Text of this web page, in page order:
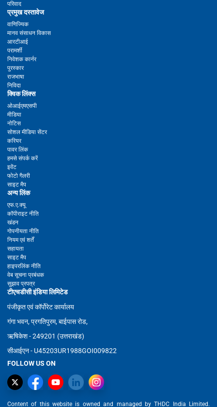
परिवाद
प्रमुख दस्तावेज
वाणिज्यिक
मानव संसाधन विकास
आरटीआई
परामर्शी
निवेशक कार्नर
पुरस्कार
राजभाषा
निविदा
क्विक लिंक्स
ओआईएमएसपी
मीडिया
नोटिस
सोशल मीडिया सेंटर
करियर
पावर लिंक
हमसे संपर्क करें
इवेंट
फोटो गैलरी
साइट मैप
अन्य लिंक
एफ.ए.क्यू
कॉपीराइट नीति
खंडन
गोपनीयता नीति
नियम एवं शर्तें
सहायता
साइट मैप
हाइपरलिंक नीति
वेब सूचना प्रबंधक
सुझाव प्रपत्र
टीएचडीसी इंडिया लिमिटेड
पंजीकृत एवं कॉर्पोरेट कार्यालय
गंगा भवन, प्रगतिपुरम, बाईपास रोड,
ऋषिकेश - 249201 (उत्तराखंड)
सीआईएन - U45203UR1988GOI009822
FOLLOW US ON
Content of this website is owned and managed by THDC India Limited.